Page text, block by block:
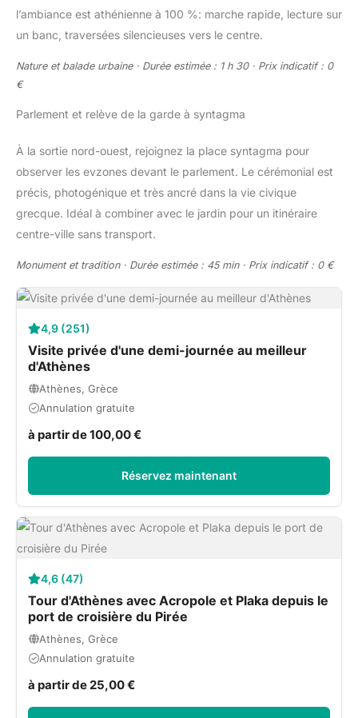
l’ambiance est athénienne à 100 %: marche rapide, lecture sur
un banc, traversées silencieuses vers le centre.
Nature et balade urbaine · Durée estimée : 1 h 30 · Prix indicatif : 0
€
Parlement et relève de la garde à syntagma
À la sortie nord-ouest, rejoignez la place syntagma pour
observer les evzones devant le parlement. Le cérémonial est
précis, photogénique et très ancré dans la vie civique
grecque. Idéal à combiner avec le jardin pour un itinéraire
centre-ville sans transport.
Monument et tradition · Durée estimée : 45 min · Prix indicatif : 0 €
4,9 (251)
Visite privée d'une demi-journée au meilleur
d'Athènes
Athènes, Grèce
Annulation gratuite
à partir de 100,00 €
Réservez maintenant
4,6 (47)
Tour d'Athènes avec Acropole et Plaka depuis le
port de croisière du Pirée
Athènes, Grèce
Annulation gratuite
à partir de 25,00 €